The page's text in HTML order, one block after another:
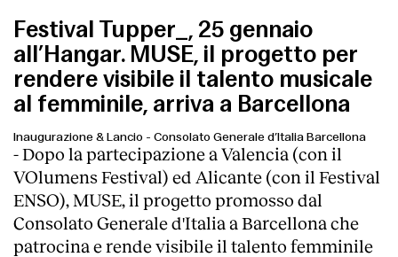
Festival Tupper_, 25 gennaio
all’Hangar. MUSE, il progetto per
rendere visibile il talento musicale
al femminile, arriva a Barcellona
Inaugurazione & Lancio - Consolato Generale d’Italia Barcellona
- Dopo la partecipazione a Valencia (con il
VOlumens Festival) ed Alicante (con il Festival
ENSO), MUSE, il progetto promosso dal
Consolato Generale d'Italia a Barcellona che
patrocina e rende visibile il talento femminile